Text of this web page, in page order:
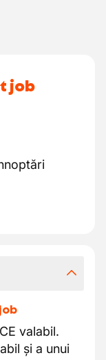
job
valabil.
și a unui